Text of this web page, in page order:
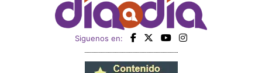
Siguenos en: